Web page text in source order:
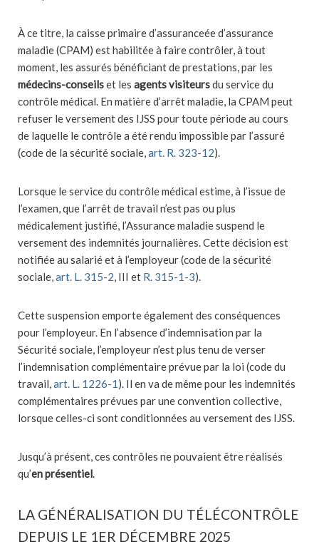
À ce titre, la caisse primaire d’assuranceée d’assurance
maladie (CPAM) est habilitée à faire contrôler, à tout
moment, les assurés bénéficiant de prestations, par les
médecins-conseilset les agents visiteursdu service du
contrôle médical. En matière d’arrêt maladie, la CPAM peut
refuser le versement des IJSS pour toute période au cours
de laquelle le contrôle a été rendu impossible par l’assuré
(code de la sécurité sociale,art. R. 323-12).
Lorsque le service du contrôle médical estime, à l’issue de
l’examen, que l’arrêt de travail n’est pas ou plus
médicalement justifié, l’Assurance maladie suspend le
versement des indemnités journalières. Cette décision est
notifiée au salarié et à l’employeur (code de la sécurité
sociale,art. L. 315-2, III et R. 315-1-3).
Cette suspension emporte également des conséquences
pour l’employeur. En l’absence d’indemnisation par la
Sécurité sociale, l’employeur n’est plus tenu de verser
l’indemnisation complémentaire prévue par la loi (code du
travail,art. L. 1226-1). Il en va de même pour les indemnités
complémentaires prévues par une convention collective,
lorsque celles-ci sont conditionnées au versement des IJSS.
Jusqu’à présent, ces contrôles ne pouvaient être réalisés
qu’en présentiel.
LA GÉNÉRALISATION DU TÉLÉCONTRÔLE
DEPUIS LE 1ER DÉCEMBRE 2025